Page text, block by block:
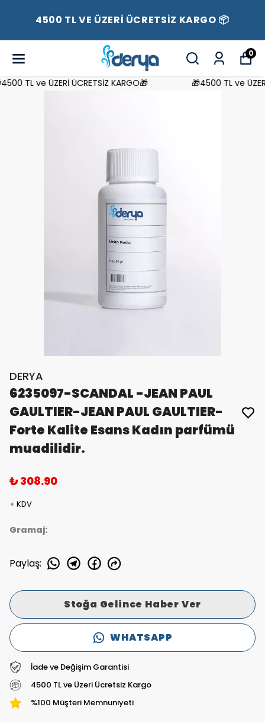
4500 TL VE ÜZERİ ÜCRETSİZ KARGO 📦
0
TL ve ÜZERİ ÜCRETSİZ KARGO🎁 🎁4500 TL ve ÜZERİ
DERYA
6235097-SCANDAL -JEAN PAUL
GAULTIER-JEAN PAUL GAULTIER-
Forte Kalite Esans Kadın parfümü
muadilidir.
₺ 308.90
+ KDV
Gramaj:
Paylaş:
Stoğa Gelince Haber Ver
WHATSAPP
İade ve Değişim Garantisi
4500 TL ve Üzeri Ücretsiz Kargo
%100 Müşteri Memnuniyeti